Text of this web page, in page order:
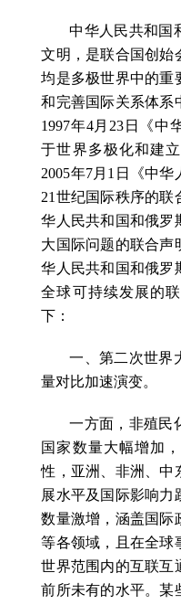
中华人民共和国
文明，是联合国创始
均是多极世界中的重
和完善国际关系体系
1997年4月23日《中
于世界多极化和建
2005年7月1日《中
21世纪国际秩序的联
华人民共和国和俄罗
大国际问题的联合声
华人民共和国和俄罗
全球可持续发展的
下：
一、第二次世界
量对比加速演变。
一方面，非殖民
国家数量大幅增加
性，亚洲、非洲、中
展水平及国际影响力
数量激增，涵盖国际
等各领域，且在全球
世界范围内的互联互
前所未有的水平。某